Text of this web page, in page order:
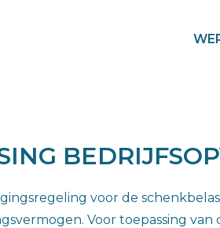
voor de
Voor toepassing